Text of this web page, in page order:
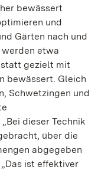
bewässert
und
Gärten nach und
werden etwa
gezielt mit
bewässert. Gleich
Schwetzingen und
dieser Technik
über die
abgegeben
ist effektiver